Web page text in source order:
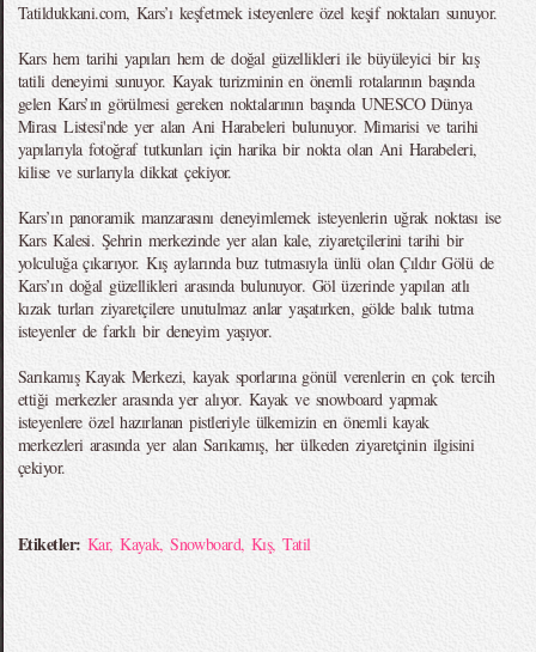
Tatildukkani.com, Kars’ı keşfetmek isteyenlere özel keşif noktaları sunuyor.
Kars hem tarihi yapıları hem de doğal güzellikleri ile büyüleyici bir kış
tatili deneyimi sunuyor. Kayak turizminin en önemli rotalarının başında
gelen Kars’ın görülmesi gereken noktalarının başında UNESCO Dünya
Mirası Listesi'nde yer alan Ani Harabeleri bulunuyor. Mimarisi ve tarihi
yapılarıyla fotoğraf tutkunları için harika bir nokta olan Ani Harabeleri,
kilise ve surlarıyla dikkat çekiyor.
Kars’ın panoramik manzarasını deneyimlemek isteyenlerin uğrak noktası ise
Kars Kalesi. Şehrin merkezinde yer alan kale, ziyaretçilerini tarihi bir
yolculuğa çıkarıyor. Kış aylarında buz tutmasıyla ünlü olan Çıldır Gölü de
Kars’ın doğal güzellikleri arasında bulunuyor. Göl üzerinde yapılan atlı
kızak turları ziyaretçilere unutulmaz anlar yaşatırken, gölde balık tutma
isteyenler de farklı bir deneyim yaşıyor.
Sarıkamış Kayak Merkezi, kayak sporlarına gönül verenlerin en çok tercih
ettiği merkezler arasında yer alıyor. Kayak ve snowboard yapmak
isteyenlere özel hazırlanan pistleriyle ülkemizin en önemli kayak
merkezleri arasında yer alan Sarıkamış, her ülkeden ziyaretçinin ilgisini
çekiyor.
Etiketler: Kar,Kayak,Snowboard,Kış,Tatil